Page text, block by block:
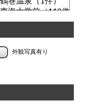
外観写真有り